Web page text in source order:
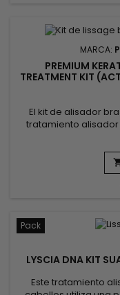
MARCA:
PREMIUM
TREATMENT KIT
El kit de alisador
tratamiento
cabello seco y
perfecto para tipos
fortalece,
debilitado.&nbsp;
Pack
LYSCIA DNA KIT
Este tratamiento